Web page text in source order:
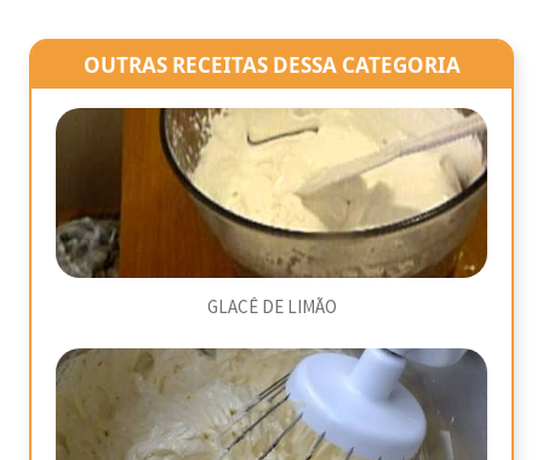
OUTRAS RECEITAS DESSA CATEGORIA
GLACÊ DE LIMÃO